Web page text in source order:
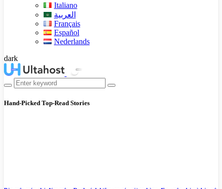
Italiano
العربية
Français
Español
Nederlands
dark
Hand-Picked Top-Read Stories